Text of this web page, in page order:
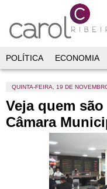
POLÍTICA ECONOMIA
QUINTA-FEIRA, 19 DE
Veja quem
Câmara